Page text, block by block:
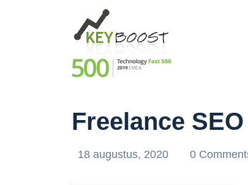
Freelance
18 augustus, 2020 0